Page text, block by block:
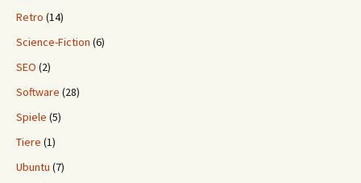
Retro (14)
Science-Fiction (6)
SEO (2)
Software (28)
Spiele (5)
Tiere (1)
Ubuntu (7)